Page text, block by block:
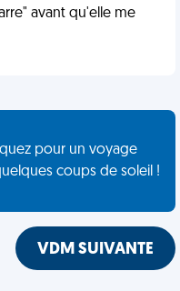
avant qu'elle me
pour un voyage
coups de soleil !
VDM SUIVANTE